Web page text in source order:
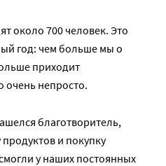
около 700 человек. Это
год: чем больше мы о
приходит
очень непросто.
благотворитель,
и покупку
у наших постоянных